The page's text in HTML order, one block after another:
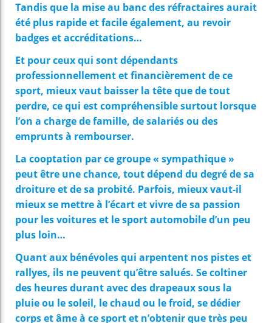
Tandis que la mise au banc des réfractaires aurait
été plus rapide et facile également, au revoir
badges et accréditations…
Et pour ceux qui sont dépendants
professionnellement et financièrement de ce
sport, mieux vaut baisser la tête que de tout
perdre, ce qui est compréhensible surtout lorsque
l’on a charge de famille, de salariés ou des
emprunts à rembourser.
La cooptation par ce groupe « sympathique »
peut être une chance, tout dépend du degré de sa
droiture et de sa probité. Parfois, mieux vaut-il
mieux se mettre à l’écart et vivre de sa passion
pour les voitures et le sport automobile d’un peu
plus loin…
Quant aux bénévoles qui arpentent nos pistes et
rallyes, ils ne peuvent qu’être salués. Se coltiner
des heures durant avec des drapeaux sous la
pluie ou le soleil, le chaud ou le froid, se dédier
corps et âme à ce sport et n’obtenir que très peu